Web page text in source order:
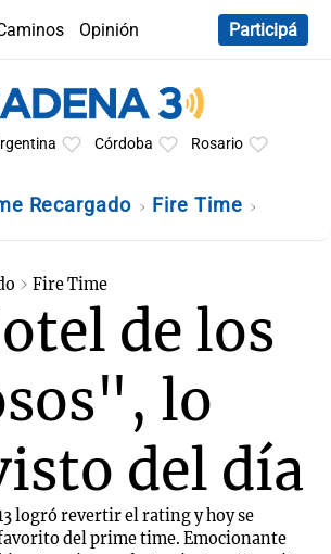
Opinión
Participá
Córdoba Rosario
Recargado Fire Time
Fire Time
de los
lo
del día
logró revertir el rating y hoy se
del prime time. Emocionante